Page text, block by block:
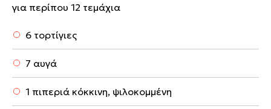
για περίπου 12 τεμάχια
6 τορτίγιες
7 αυγά
1 πιπεριά κόκκινη, ψιλοκομμένη